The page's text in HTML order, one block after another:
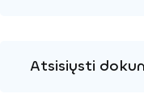
Atsisiųsti